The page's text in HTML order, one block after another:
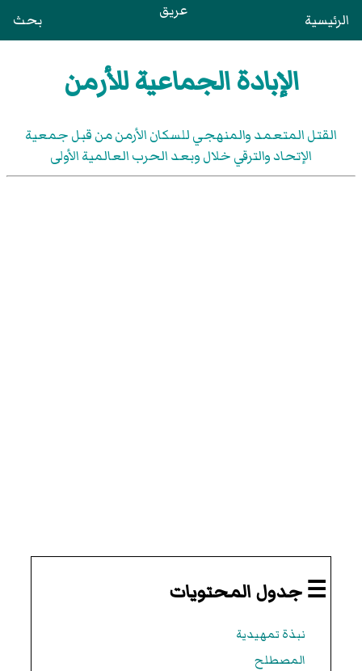
الرئيسية عريق بحث
الإبادة الجماعية للأرمن
القتل المتعمد والمنهجي للسكان الأرمن من قبل جمعية
الإتحاد والترقي خلال وبعد الحرب العالمية الأولى
☰ جدول المحتويات
نبذة تمهيدية
المصطلح